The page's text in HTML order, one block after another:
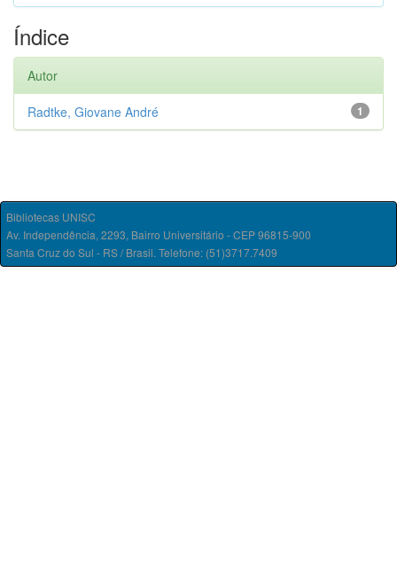
Índice
Autor
1
Radtke, Giovane André
Bibliotecas UNISC
Av. Independência, 2293, Bairro Universitário - CEP 96815-900
Santa Cruz do Sul - RS / Brasil. Telefone: (51)3717.7409